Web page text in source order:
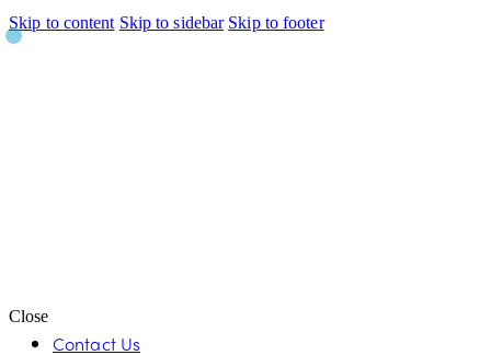
Skip to content Skip to sidebar Skip to footer
Close
Contact Us